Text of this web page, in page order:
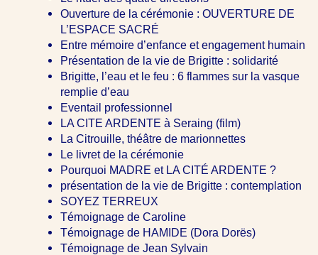
Ouverture de la cérémonie : OUVERTURE DE
L’ESPACE SACRÉ
Entre mémoire d’enfance et engagement humain
Présentation de la vie de Brigitte : solidarité
Brigitte, l’eau et le feu : 6 flammes sur la vasque
remplie d’eau
Eventail professionnel
LA CITE ARDENTE à Seraing (film)
La Citrouille, théâtre de marionnettes
Le livret de la cérémonie
Pourquoi MADRE et LA CITÉ ARDENTE ?
présentation de la vie de Brigitte : contemplation
SOYEZ TERREUX
Témoignage de Caroline
Témoignage de HAMIDE (Dora Dorës)
Témoignage de Jean Sylvain